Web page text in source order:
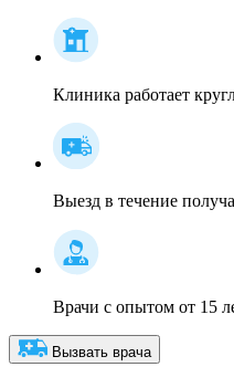
Клиника работает
Выезд в течение
Врачи с опытом от 15
Вызвать врача